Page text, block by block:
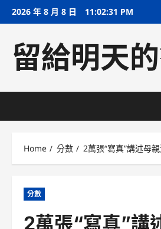
Skip2026 年 8 月 8 日 11:02:32 PM
留給明天
Home 分數 2萬張“寫真”講述母
分數
2萬張“寫真”講